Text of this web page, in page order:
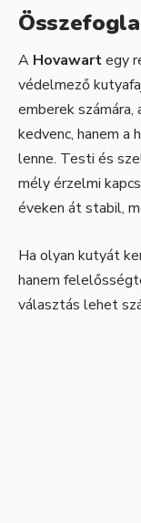
A Hovawartegy
védelmező
emberek számára,
kedvenc, hanem a
lenne. Testi és
mély érzelmi
éveken át stabil,
Ha olyan kutyát
hanem
választás lehet